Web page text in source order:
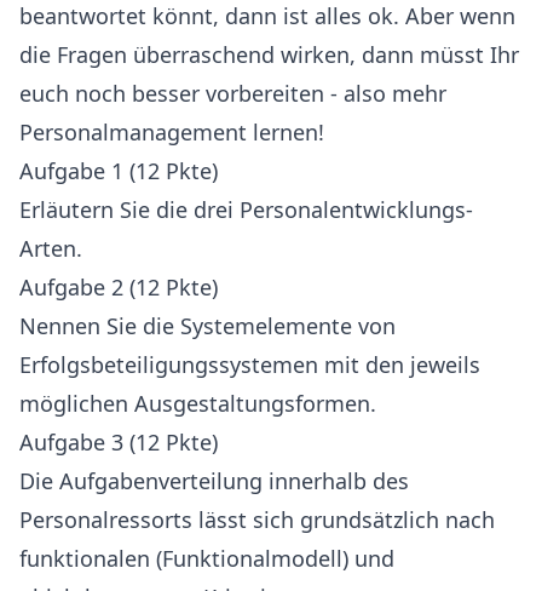
beantwortet könnt, dann ist alles ok. Aber wenn
die Fragen überraschend wirken, dann müsst Ihr
euch noch besser vorbereiten - also mehr
Personalmanagement lernen!
Aufgabe 1 (12 Pkte)
Erläutern Sie die drei Personalentwicklungs-
Arten.
Aufgabe 2 (12 Pkte)
Nennen Sie die Systemelemente von
Erfolgsbeteiligungssystemen mit den jeweils
möglichen Ausgestaltungsformen.
Aufgabe 3 (12 Pkte)
Die Aufgabenverteilung innerhalb des
Personalressorts lässt sich grundsätzlich nach
funktionalen (Funktionalmodell) und